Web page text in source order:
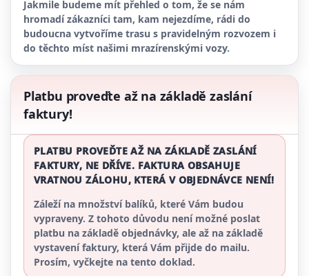
Jakmile budeme mít přehled o tom, že se nám
hromadí zákazníci tam, kam nejezdíme, rádi do
budoucna vytvoříme trasu s pravidelným rozvozem i
do těchto míst našimi mrazírenskými vozy.
Platbu proveďte až na základě zaslání
faktury!
PLATBU PROVEĎTE AŽ NA ZÁKLADĚ ZASLÁNÍ
FAKTURY, NE DŘÍVE. FAKTURA OBSAHUJE
VRATNOU ZÁLOHU, KTERÁ V OBJEDNÁVCE NENÍ!
Záleží na množství balíků, které Vám budou
vypraveny. Z tohoto důvodu není možné poslat
platbu na základě objednávky, ale až na základě
vystavení faktury, která Vám přijde do mailu.
Prosím, vyčkejte na tento doklad.